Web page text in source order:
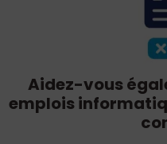
Aidez-vous
emplois